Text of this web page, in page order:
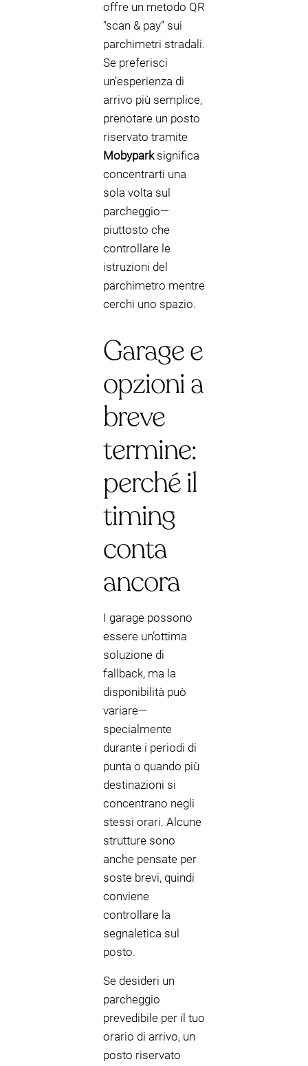
offre un metodo QR
“scan & pay” sui
parchimetri stradali.
Se preferisci
un’esperienza di
arrivo più semplice,
prenotare un posto
riservato tramite
Mobyparksignifica
concentrarti una
sola volta sul
parcheggio—
piuttosto che
controllare le
istruzioni del
parchimetro mentre
cerchi uno spazio.
Garage e
opzioni a
breve
termine:
perché il
timing
conta
ancora
I garage possono
essere un’ottima
soluzione di
fallback, ma la
disponibilità può
variare—
specialmente
durante i periodi di
punta o quando più
destinazioni si
concentrano negli
stessi orari. Alcune
strutture sono
anche pensate per
soste brevi, quindi
conviene
controllare la
segnaletica sul
posto.
Se desideri un
parcheggio
prevedibile per il tuo
orario di arrivo, un
posto riservato